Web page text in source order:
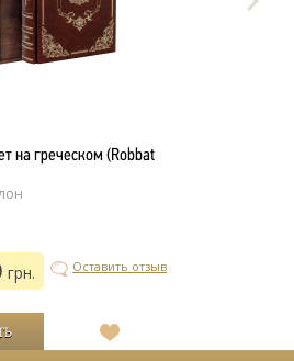
на греческом (Robbat
грн. Оставить отзыв
В